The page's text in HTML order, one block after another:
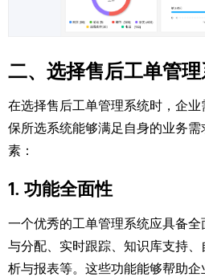
二、选择售后工单管
在选择售后工单管理系统时，企
保所选系统能够满足自身的业务
素：
1. 功能全面性
一个优秀的工单管理系统应具备
与分配、实时跟踪、知识库支持
析与报表等。这些功能能够帮助